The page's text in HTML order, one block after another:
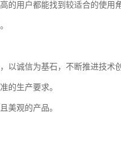
的用户都能找到较适合的使用角
以诚信为基石，不断推进技术
的生产要求。
美观的产品。